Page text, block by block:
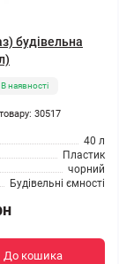
будівельна
В наявності
30517
40 л
Пластик
чорний
Будівельні ємності
До кошика